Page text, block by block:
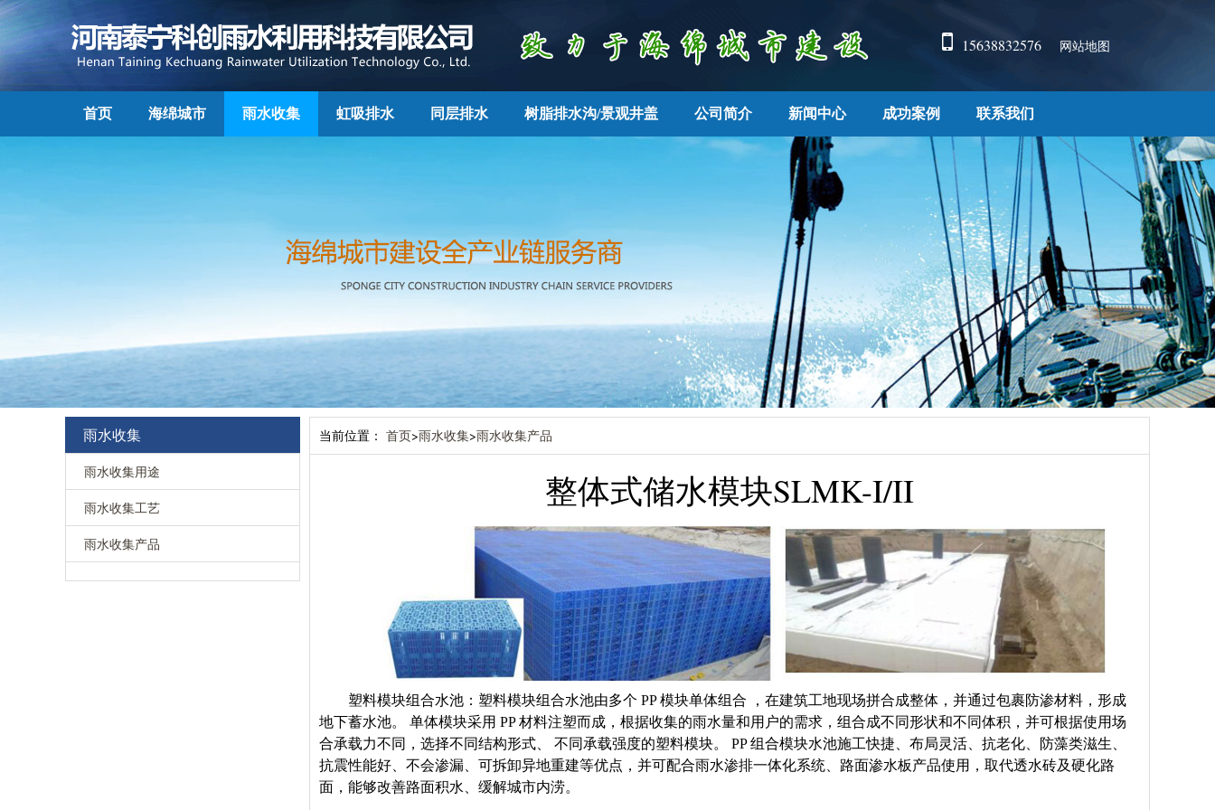
15638832576 网站地图
首页 海绵城市 雨水收集 虹吸排水 同层排水 树脂排水沟/景观井盖 公司简介 新闻中心 成功案例 联系我们
雨水收集
雨水收集用途
雨水收集工艺
雨水收集产品
当前位置： 首页>雨水收集>雨水收集产品
整体式储水模块SLMK-I/II
塑料模块组合水池：塑料模块组合水池由多个 PP 模块单体组合 ，在建筑工地现场拼合成整体，并通过包裹防渗材料，形成
地下蓄水池。 单体模块采用 PP 材料注塑而成，根据收集的雨水量和用户的需求，组合成不同形状和不同体积，并可根据使用场
合承载力不同，选择不同结构形式、 不同承载强度的塑料模块。 PP 组合模块水池施工快捷、布局灵活、抗老化、防藻类滋生、
抗震性能好、不会渗漏、可拆卸异地重建等优点，并可配合雨水渗排一体化系统、路面渗水板产品使用，取代透水砖及硬化路
面，能够改善路面积水、缓解城市内涝。